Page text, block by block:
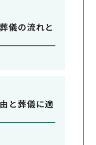
儀の流れと
と葬儀に適